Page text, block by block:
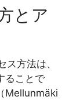
とア
方法は、
ることで
Mellunmäki